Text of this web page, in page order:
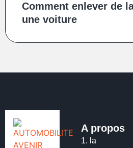
Comment enlever de
une voiture
A propos
1. la